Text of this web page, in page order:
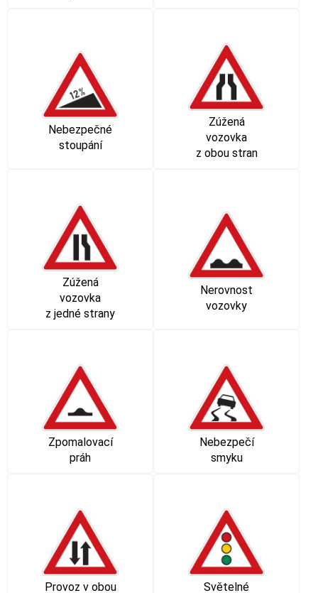
Nebezpečné
stoupání
Zúžená
vozovka
z obou stran
Zúžená
vozovka
z jedné strany
Nerovnost
vozovky
Zpomalovací
práh
Nebezpečí
smyku
Provoz v obou Světelné